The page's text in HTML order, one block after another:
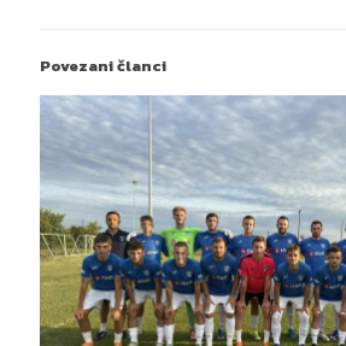
Povezani članci